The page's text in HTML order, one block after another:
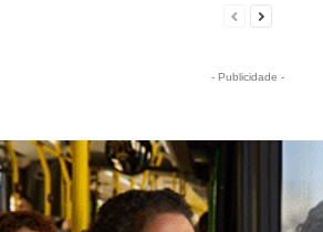
- Publicidade -